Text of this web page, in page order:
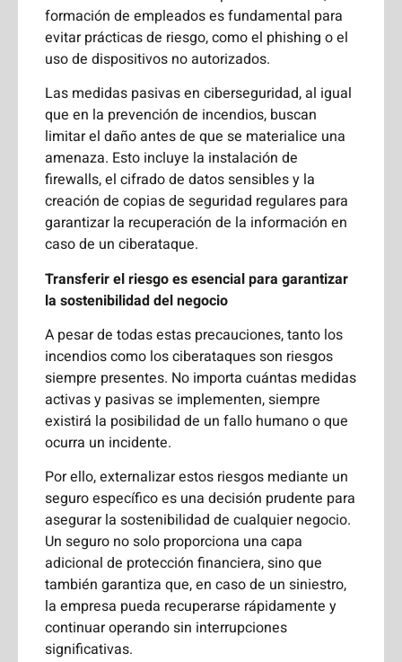
formación de empleados es fundamental para
evitar prácticas de riesgo, como el phishing o el
uso de dispositivos no autorizados.
Las medidas pasivas en ciberseguridad, al igual
que en la prevención de incendios, buscan
limitar el daño antes de que se materialice una
amenaza. Esto incluye la instalación de
firewalls, el cifrado de datos sensibles y la
creación de copias de seguridad regulares para
garantizar la recuperación de la información en
caso de un ciberataque.
Transferir el riesgo es esencial para garantizar
la sostenibilidad del negocio
A pesar de todas estas precauciones, tanto los
incendios como los ciberataques son riesgos
siempre presentes. No importa cuántas medidas
activas y pasivas se implementen, siempre
existirá la posibilidad de un fallo humano o que
ocurra un incidente.
Por ello, externalizar estos riesgos mediante un
seguro específico es una decisión prudente para
asegurar la sostenibilidad de cualquier negocio.
Un seguro no solo proporciona una capa
adicional de protección financiera, sino que
también garantiza que, en caso de un siniestro,
la empresa pueda recuperarse rápidamente y
continuar operando sin interrupciones
significativas.